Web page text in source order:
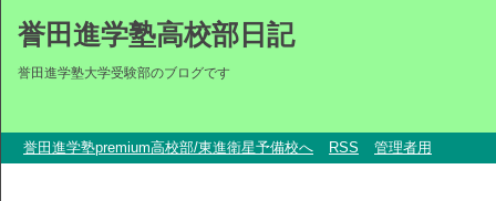
誉田進学塾高校部日記
誉田進学塾大学受験部のブログです
誉田進学塾premium高校部/東進衛星予備校へ RSS 管理者用